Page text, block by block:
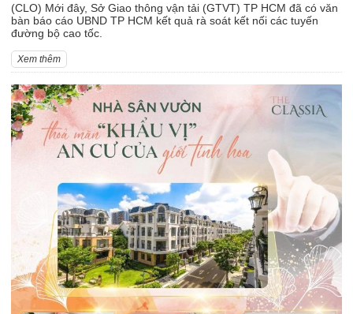
(CLO) Mới đây, Sở Giao thông vận tải (GTVT) TP HCM đã có văn
bàn báo cáo UBND TP HCM kết quả rà soát kết nối các tuyến
đường bộ cao tốc.
Xem thêm